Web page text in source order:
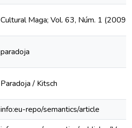
Cultural Maga; Vol. 63, Núm. 1
paradoja
Paradoja / Kitsch
info:eu-repo/semantics/article